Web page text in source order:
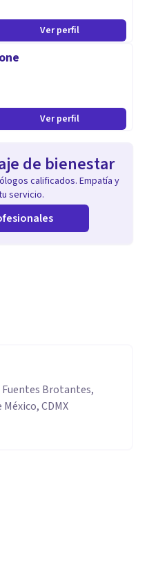
Ver perfil
Ver perfil
de bienestar
calificados. Empatía y
servicio.
Brotantes,
CDMX